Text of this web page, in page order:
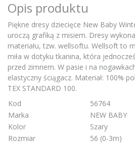
Opis produktu
Piękne dresy dziecięce New Baby
uroczą grafiką z misiem. Dresy
materiału, tzw. wellsoftu. Wellsoft to
miła w dotyku tkanina, która
przed zimnem. W pasie i na
elastyczny ściągacz. Materiał: 100%
TEX STANDARD 100.
Kod
56764
Marka
NEW BABY
Kolor
Szary
Rozmiar
56 (0-3m)